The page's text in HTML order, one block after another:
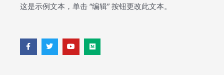
这是示例文本，单击 “编辑” 按钮更改此文本。
F
a
c
T
w
i
Y
o
u
M
e
d